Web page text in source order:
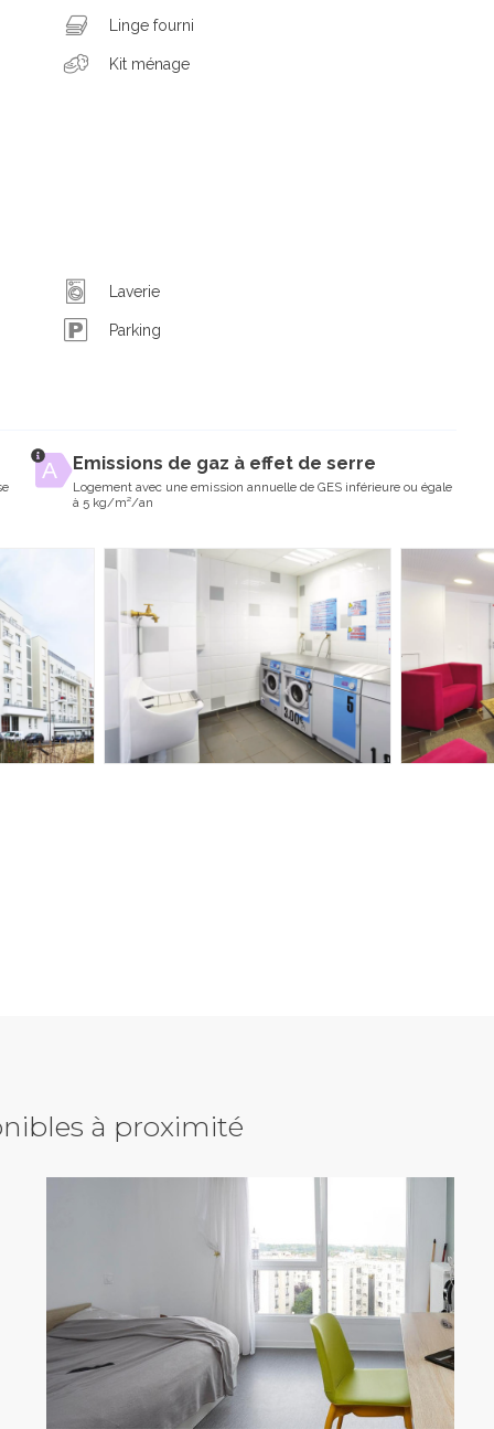
Linge fourni
Kit ménage
Laverie
Parking
Emissions de gaz à effet de serre
Logement avec une emission annuelle de GES inférieure ou égale
à 5 kg/m²/an
à proximité